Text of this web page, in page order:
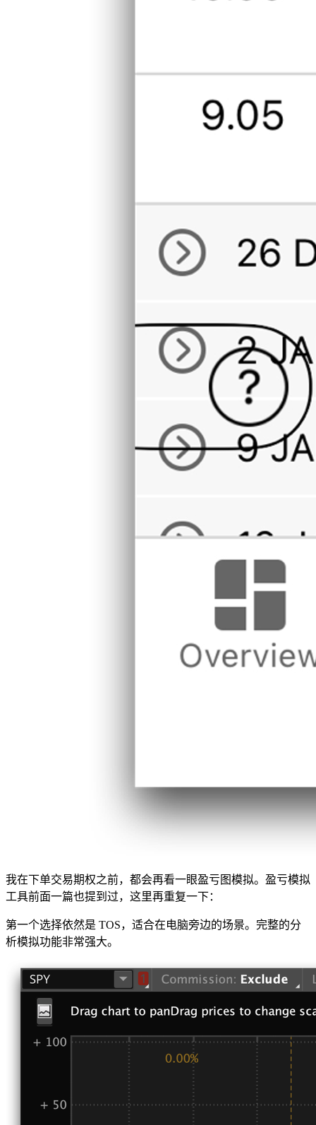
我在下单交易期权之前，都会再看一眼盈亏图模拟。盈亏模拟
工具前面一篇也提到过，这里再重复一下：
第一个选择依然是 TOS，适合在电脑旁边的场景。完整的分
析模拟功能非常强大。